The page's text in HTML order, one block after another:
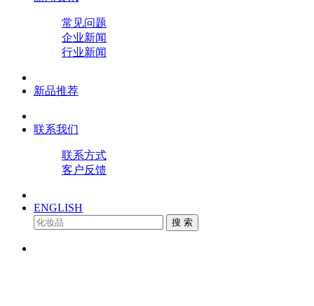
常见问题
企业新闻
行业新闻
新品推荐
联系我们
联系方式
客户反馈
ENGLISH